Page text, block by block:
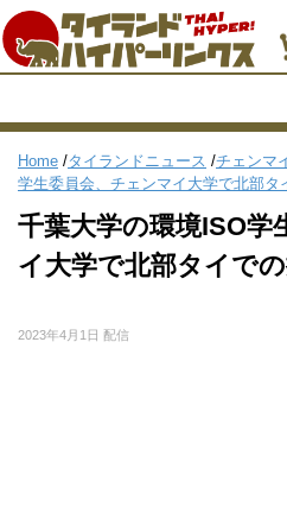
Home /タイランドニュース /チェンマ
学生委員会、チェンマイ大学で北部タ
千葉大学の環境ISO学
イ大学で北部タイで
2023年4月1日 配信